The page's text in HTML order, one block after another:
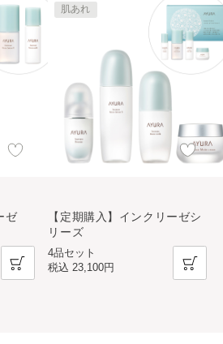
ゼ
【定期購入】インクリーゼシ
リーズ
肌あれ
4品セット
税込23,100円